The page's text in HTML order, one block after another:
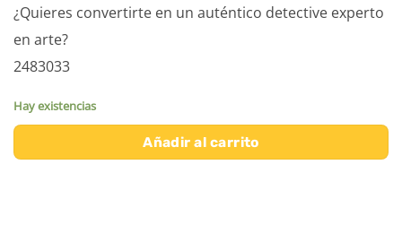
¿Quieres convertirte en un auténtico detective experto
en arte?
2483033
Hay existencias
Añadir al carrito